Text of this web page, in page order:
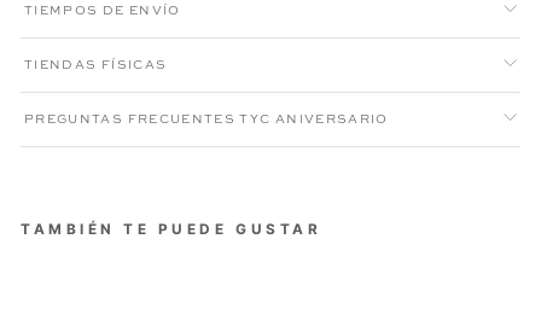
TIEMPOS DE ENVÍO
TIENDAS FÍSICAS
PREGUNTAS FRECUENTES TYC ANIVERSARIO
TAMBIÉN TE PUEDE GUSTAR